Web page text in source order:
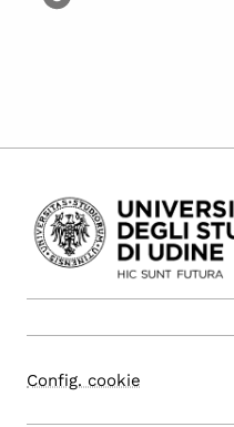
Config. cookie